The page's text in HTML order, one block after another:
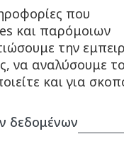
που
και παρόμοιων
την
να αναλύσουμε
και για
δεδομένων